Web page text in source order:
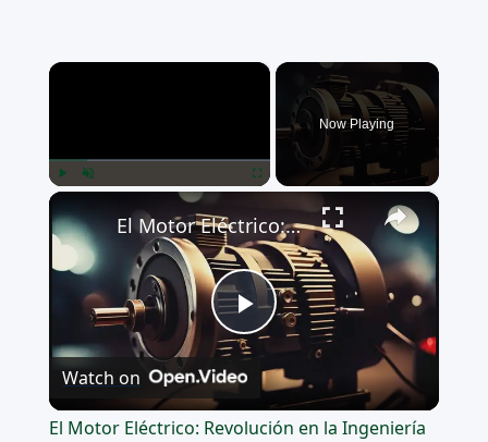
×
Now Playing
×
Play
Video
El Motor Eléctrico: Revolución en la Ingeniería
Watch on
El Motor Eléctrico: Revolución en la Ingeniería